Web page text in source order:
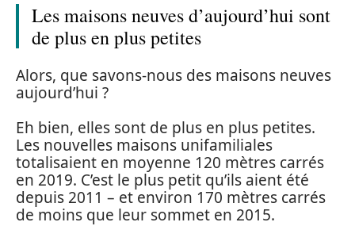
Les maisons neuves d’aujourd’hui sont
de plus en plus petites
Alors, que savons-nous des maisons neuves
aujourd’hui ?
Eh bien, elles sont de plus en plus petites.
Les nouvelles maisons unifamiliales
totalisaient en moyenne 120 mètres carrés
en 2019. C’est le plus petit qu’ils aient été
depuis 2011 – et environ 170 mètres carrés
de moins que leur sommet en 2015.